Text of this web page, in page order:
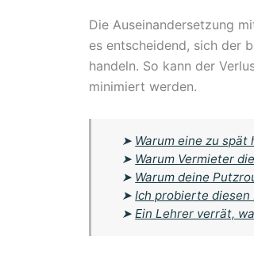
Die Auseinandersetzung
es entscheidend, sich der
handeln. So kann der
minimiert werden.
➤ Warum eine zu
➤ Warum Vermieter
➤ Warum deine
➤Ich probierte diesen
➤Ein Lehrer verrät,